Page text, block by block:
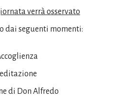
verrà osservato
dai seguenti momenti:
di Don Alfredo